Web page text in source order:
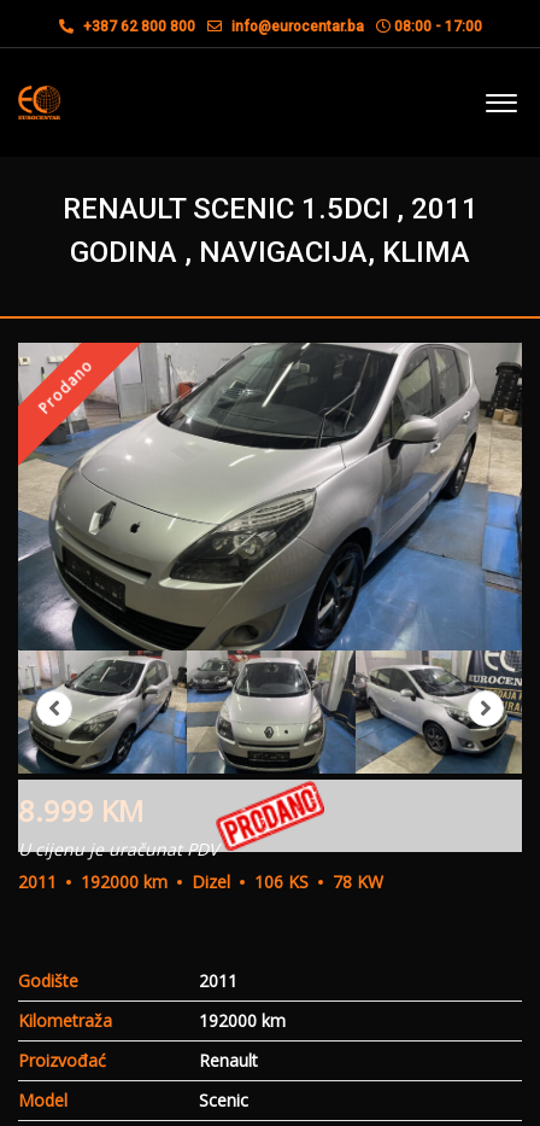
+387 62 800 800 info@eurocentar.ba 08:00 - 17:00
RENAULT SCENIC 1.5DCI , 2011
GODINA , NAVIGACIJA, KLIMA
Prodano
8.999 KM
U cijenu je uračunat PDV
2011
192000 km Dizel 106 KS 78 KW
Godište
2011
Kilometraža
192000 km
Proizvođać
Renault
Model
Scenic